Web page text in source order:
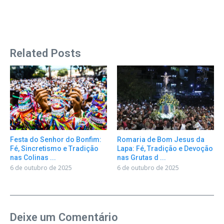
Related Posts
Festa do Senhor do Bonfim:
Fé, Sincretismo e Tradição
nas Colinas ...
6 de outubro de 2025
Romaria de Bom Jesus da
Lapa: Fé, Tradição e Devoção
nas Grutas d ...
6 de outubro de 2025
Deixe um Comentário